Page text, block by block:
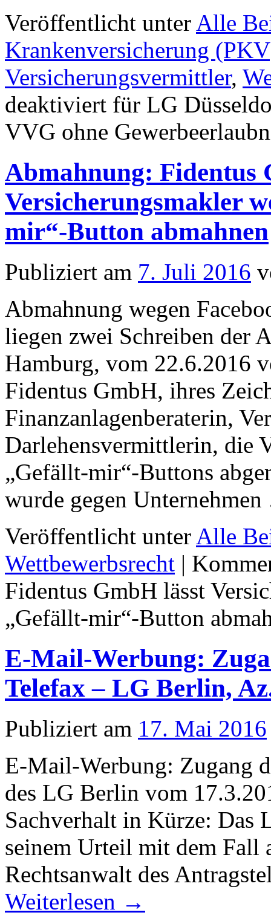
Veröffentlicht unter Alle
Krankenversicherung
Versicherungsvermittler,
deaktiviert für LG
VVG ohne
Abmahnung: Fidentus
Versicherungsmakler
mir“-Button abmahnen
Publiziert am 7. Juli 2016
Abmahnung wegen
liegen zwei Schreiben der
Hamburg, vom 22.6.2016
Fidentus GmbH, ihres
Finanzanlagenberaterin,
Darlehensvermittlerin, die
„Gefällt-mir“-Buttons
wurde gegen
Veröffentlicht unter Alle
Wettbewerbsrecht |
Fidentus GmbH lässt
„Gefällt-mir“-Button
E-Mail-Werbung:
Telefax – LG Berlin,
Publiziert am 17. Mai 2016
E-Mail-Werbung: Zugang
des LG Berlin vom
Sachverhalt in Kürze: Das
seinem Urteil mit dem Fall
Rechtsanwalt des
Weiterlesen →